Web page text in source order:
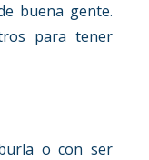
buena gente.
para tener
o con ser